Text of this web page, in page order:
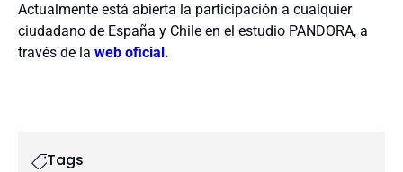
Actualmente está abierta la participación a cualquier
ciudadano de España y Chile en el estudio PANDORA, a
través de la web oficial.
Tags